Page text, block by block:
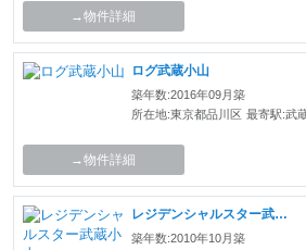
→物件詳細
ログ武蔵小山
築年数:2016年09月築
所在地:東京都品川区 最寄駅:武
→物件詳細
レジデンシャルスター武蔵小山
築年数:2010年10月築